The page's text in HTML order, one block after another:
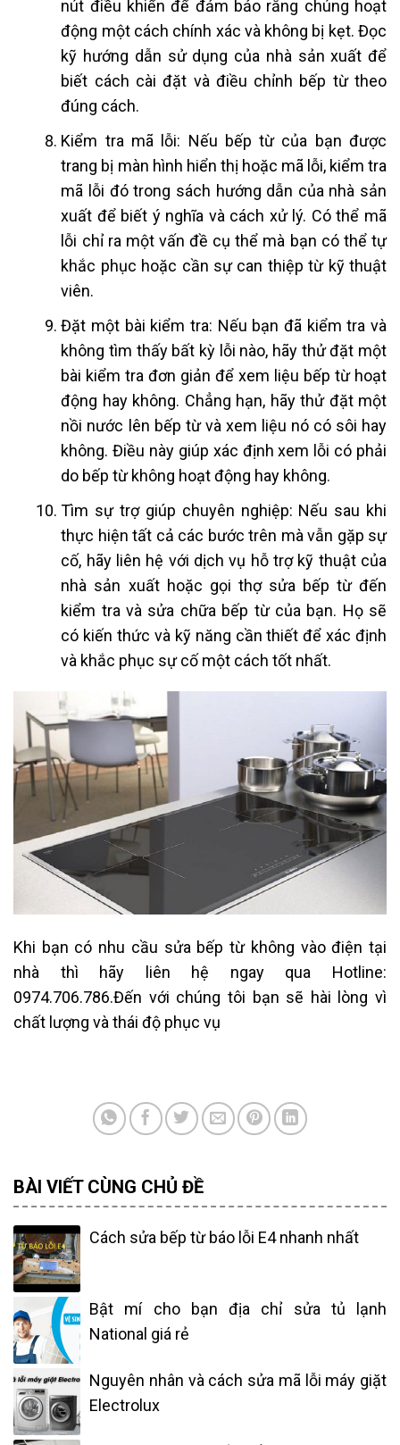
nút điều khiển để đảm bảo rằng chúng hoạt
động một cách chính xác và không bị kẹt. Đọc
kỹ hướng dẫn sử dụng của nhà sản xuất để
biết cách cài đặt và điều chỉnh bếp từ theo
đúng cách.
Kiểm tra mã lỗi: Nếu bếp từ của bạn được
trang bị màn hình hiển thị hoặc mã lỗi, kiểm tra
mã lỗi đó trong sách hướng dẫn của nhà sản
xuất để biết ý nghĩa và cách xử lý. Có thể mã
lỗi chỉ ra một vấn đề cụ thể mà bạn có thể tự
khắc phục hoặc cần sự can thiệp từ kỹ thuật
viên.
Đặt một bài kiểm tra: Nếu bạn đã kiểm tra và
không tìm thấy bất kỳ lỗi nào, hãy thử đặt một
bài kiểm tra đơn giản để xem liệu bếp từ hoạt
động hay không. Chẳng hạn, hãy thử đặt một
nồi nước lên bếp từ và xem liệu nó có sôi hay
không. Điều này giúp xác định xem lỗi có phải
do bếp từ không hoạt động hay không.
Tìm sự trợ giúp chuyên nghiệp: Nếu sau khi
thực hiện tất cả các bước trên mà vẫn gặp sự
cố, hãy liên hệ với dịch vụ hỗ trợ kỹ thuật của
nhà sản xuất hoặc gọi thợ sửa bếp từ đến
kiểm tra và sửa chữa bếp từ của bạn. Họ sẽ
có kiến thức và kỹ năng cần thiết để xác định
và khắc phục sự cố một cách tốt nhất.
Khi bạn có nhu cầu sửa bếp từ không vào điện tại
nhà thì hãy liên hệ ngay qua Hotline:
0974.706.786.Đến với chúng tôi bạn sẽ hài lòng vì
chất lượng và thái độ phục vụ
BÀI VIẾT CÙNG CHỦ ĐỀ
Cách sửa bếp từ báo lỗi E4 nhanh nhất
Bật mí cho bạn địa chỉ sửa tủ lạnh
National giá rẻ
Nguyên nhân và cách sửa mã lỗi máy giặt
Electrolux